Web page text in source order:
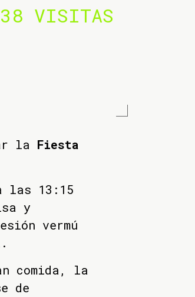
VISITAS
la Fiesta
las 13:15
y
vermú
.
comida, la
de